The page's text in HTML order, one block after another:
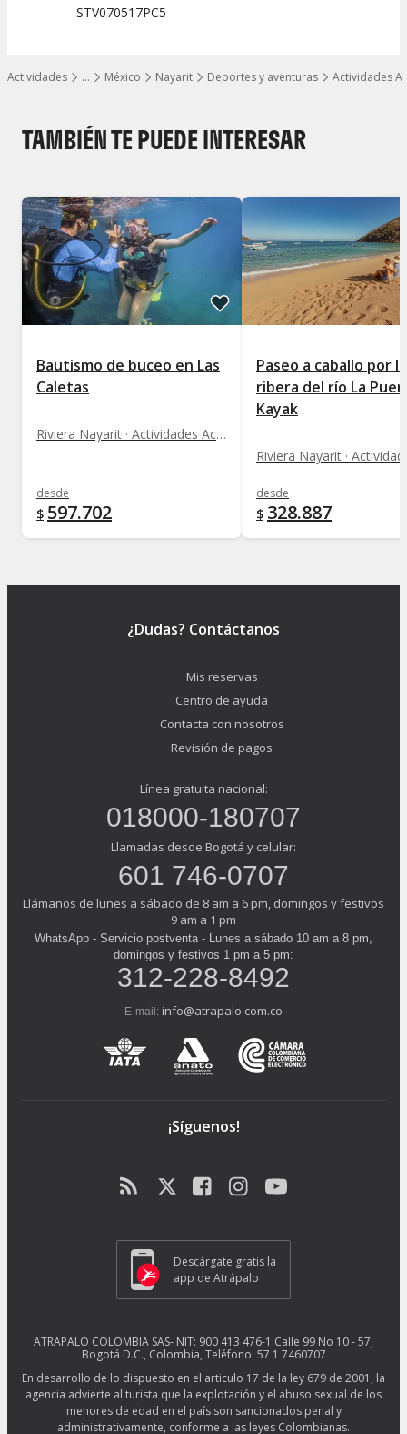
…
Mostrar todos los niveles
Actividades México Nayarit Deportes y aventuras Actividades
STV070517PC5
TAMBIÉN TE PUEDE INTERESAR
Bautismo de buceo en Las
Caletas
Riviera Nayarit · Actividades Acuáticas
desde
$ 597.702
Paseo a caballo por la
ribera del río La
Kayak
desde
$ 328.887
¿Dudas? Contáctanos
Mis reservas
Centro de ayuda
Contacta con nosotros
Revisión de pagos
Línea gratuita nacional:
018000-180707
Llamadas desde Bogotá y celular:
601 746-0707
Llámanos de lunes a sábado de 8 am a 6 pm, domingos y festivos
9 am a 1 pm
WhatsApp - Servicio postventa - Lunes a sábado 10 am a 8 pm,
domingos y festivos 1 pm a 5 pm:
312-228-8492
E-mail: info@atrapalo.com.co
¡Síguenos!
Descárgate gratis la
app de Atrápalo
ATRAPALO COLOMBIA SAS- NIT: 900 413 476-1 Calle 99 No 10 - 57,
Bogotá D.C., Colombia, Teléfono: 57 1 7460707
En desarrollo de lo dispuesto en el articulo 17 de la ley 679 de 2001, la
agencia advierte al turista que la explotación y el abuso sexual de los
menores de edad en el país son sancionados penal y
administrativamente, conforme a las leyes Colombianas.